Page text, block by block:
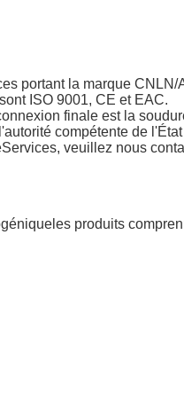
portant la marque CNLN/
ISO 9001, CE et EAC.
finale est la
compétente de
Services, veuillez nous
les produits